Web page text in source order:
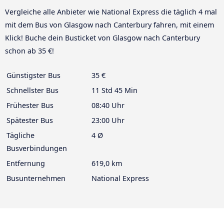
Vergleiche alle Anbieter wie National Express die täglich 4 mal
mit dem Bus von Glasgow nach Canterbury fahren, mit einem
Klick! Buche dein Busticket von Glasgow nach Canterbury
schon ab 35 €!
Günstigster Bus
35 €
Schnellster Bus
11 Std 45 Min
Frühester Bus
08:40 Uhr
Spätester Bus
23:00 Uhr
Tägliche
Busverbindungen
4 Ø
Entfernung
619,0 km
Busunternehmen
National Express